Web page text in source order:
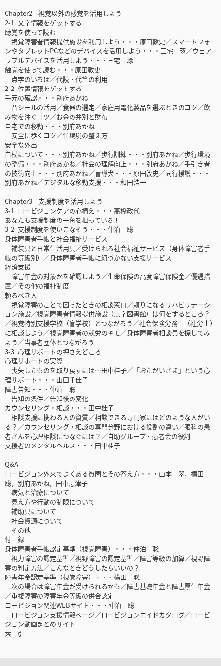
Chapter2 視覚以外の感覚を活用しよう
2-1 文字情報をゲットする
聴覚を使って読む
視覚障害者情報提供施設を利用しよう・・・原田敦史／スマートフォ
ンやタブレットPCなどのデバイスを活用しよう・・・三宅 琢／ウェア
ラブルデバイスを活用しよう・・・三宅 琢
触覚を使って読む・・・原田敦史
点字のいろは／代読・代筆の利用
2-2 位置情報をゲットする
手元の確認・・・別府あかね
凸シールの活用／食器の選定／家庭用電化製品を選ぶときのコツ／飲
み物を注ぐコツ／お金の弁別と財布
自宅での移動・・・別府あかね
安全に歩くコツ／住環境の整え方
安全な外出
白杖について・・・別府あかね／歩行訓練・・・別府あかね／歩行環境
の整備・・・別府あかね／社会の理解向上・・・別府あかね／手引き者
の技術向上・・・別府あかね／盲導犬・・・原田敦史／同行援護・・・
別府あかね／デジタルな移動支援・・・和田浩一
Chapter3 支援制度を活用しよう
3-1 ロービジョンケアの心構え・・・髙橋政代
あなたも支援制度の一角を担っている！
3-2 支援制度を使いこなそう・・・仲泊 聡
身体障害者手帳と社会福祉サービス
補装具と日常生活用具／受けられる社会福祉サービス（身体障害者手
帳の等級別）／身体障害者手帳に紐づかない支援サービス
経済支援
障害年金の対象かを確認しよう／生命保険の高度障害保険金／優遇措
置／その他の福祉制度
頼るべき人
視覚障害のことで困ったときの相談窓口／頼りになるリハビリテーシ
ョン施設／視覚障害者情報提供施設（点字図書館）は何をするところ？
／視覚特別支援学校（盲学校）とつながろう／社会保険労務士（社労士）
に相談しよう／視覚障害者の就労のキモ／身体障害者相談員を探してみ
よう／当事者団体とつながろう
3-3 心理サポートの押さえどころ
心理サポートの実際
喪失したものを取り戻すには…田中桂子／「おたがいさま」という心
理サポート・・・山田千佳子
障害告知・・・仲泊 聡
告知の条件／告知後の変化
カウンセリング・相談・・・田中桂子
相談支援に携わる人の資質／相談できる専門家にはどのような人がい
る？／カウンセリング・相談の専門分野における役割の違い／眼科の患
者さんを心理相談につなぐには？／自助グループ・患者会の役割
支援者のメンタルヘルス・・・田中桂子
Q&A
ロービジョン外来でよくある質問とその答え方・・・山本 翠，横田
聡，別府あかね，田中恵津子
病気と治療について
見え方や行動の制限について
補助具について
社会資源について
その他
付 録
身体障害者手帳認定基準（視覚障害）・・・仲泊 聡
視力障害の認定基準／視野障害の認定基準／障害等級の加算／視野障
害の判定方法／こんなときどうしたらいいの？
障害年金認定基準（視覚障害）・・・横田 聡
次の場合は障害年金が受けられるかも／障害基礎年金と障害厚生年金
／重複障害の障害年金等級の併合認定
ロービジョン関連WEBサイト・・・仲泊 聡
ロービジョン支援情報ページ／ロービジョンエイドカタログ／ロービ
ジョン動画まとめサイト
索 引